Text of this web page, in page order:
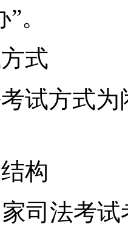
。
式
方式为
构
法考试